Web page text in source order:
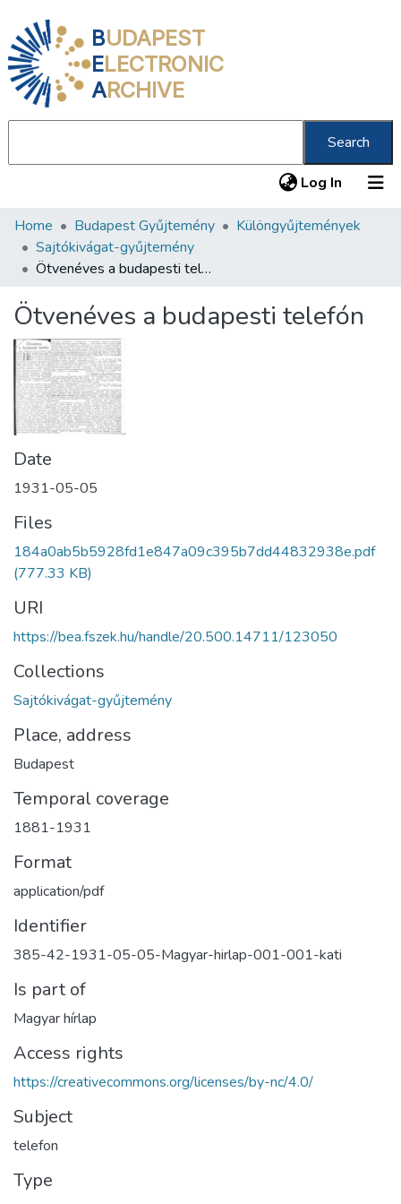
BUDAPEST
ELECTRONIC
ARCHIVE
Search
Log In (current)
Communities & Collections
All of DSpace
Statistics
About us
Home Budapest Gyűjtemény
Különgyűjtemények
Sajtókivágat-gyűjtemény
Ötvenéves a budapesti telefón
Ötvenéves a budapesti telefón
Date
1931-05-05
Files
184a0ab5b5928fd1e847a09c395b7dd44832938e.pdf
(777.33 KB)
URI
https://bea.fszek.hu/handle/20.500.14711/123050
Collections
Sajtókivágat-gyűjtemény
Place, address
Budapest
Temporal coverage
1881-1931
Format
application/pdf
Identifier
385-42-1931-05-05-Magyar-hirlap-001-001-kati
Is part of
Magyar hírlap
Access rights
https://creativecommons.org/licenses/by-nc/4.0/
Subject
telefon
Type